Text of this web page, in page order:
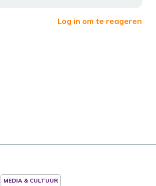
Log in om te reageren
MEDIA & CULTUUR